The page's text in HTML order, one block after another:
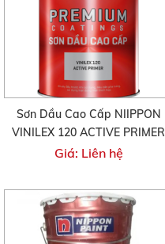
Sơn Dầu Cao Cấp NIIPPON
VINILEX 120 ACTIVE PRIMER
Giá: Liên hệ